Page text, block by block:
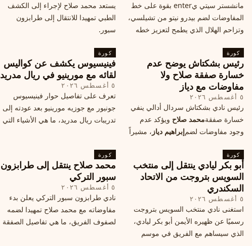
مانشستر سيتي يenter بقوة على خط
المفاوضات لضم بيدرو نيتو من تشيلسي،
وتزاحم الهلال الذي يطمح لتعزيز خطه
يستعد محمد صلاح لإجراء إلى الكشف
الطبي تمهيدا للانتقال إلى طرابزون
سبور.
كورة
رئيس بشكتاش يوضح عدم
خسارة صفقة صلاح ولا
مفاوضات مع دياز
٥ أغسطس ٢٠٢٦
رئيس نادي بشكتاش سردال أدالي ينفي
خسارة صفقةمحمد صلاح ويؤكد عدم
وجود مفاوضات لضمإبراهيم دياز ، مشيراً
محتملة أخرى.
كورة
فينيسيوس يكشف عن كواليس
لقائه مع مورينيو في ريال مدريد
٥ أغسطس ٢٠٢٦
تعرف على تفاصيل حوار فينيسيوس
جونيور مع جوزيه مورينيو بعد عودته إلى
تدريبات ريال مدريد، ما هي الأشياء التي
كورة
أبو بكر ليادي ينتقل إلى منتخب
السويس بتروجت من الاتحاد
السكندري
٥ أغسطس ٢٠٢٦
استغنى نادي منتخب السويس بتروجت
رسميًا عن ظهيره الأيمن أبو بكر ليادي،
الذي سيساهم مع الفريق في موسم
كورة
محمد صلاح ينتقل إلى طرابزون
سبور التركي
٥ أغسطس ٢٠٢٦
نادي طرابزون سبور التركي يعلن بدء
مفاوضاته مع محمد صلاح تمهيدا لضمه
لصفوف الفريق، ما هي تفاصيل الصفقة